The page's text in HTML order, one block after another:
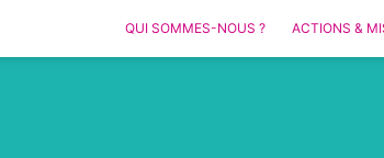
QUI SOMMES-NOUS ? ACTIONS &